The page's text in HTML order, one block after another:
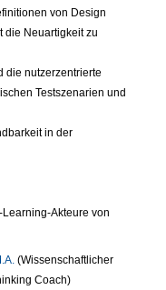
von Design
die Neuartigkeit zu
die nutzerzentrierte
Testszenarien und
in der
Learning-Akteure von
(Wissenschaftlicher
Coach)